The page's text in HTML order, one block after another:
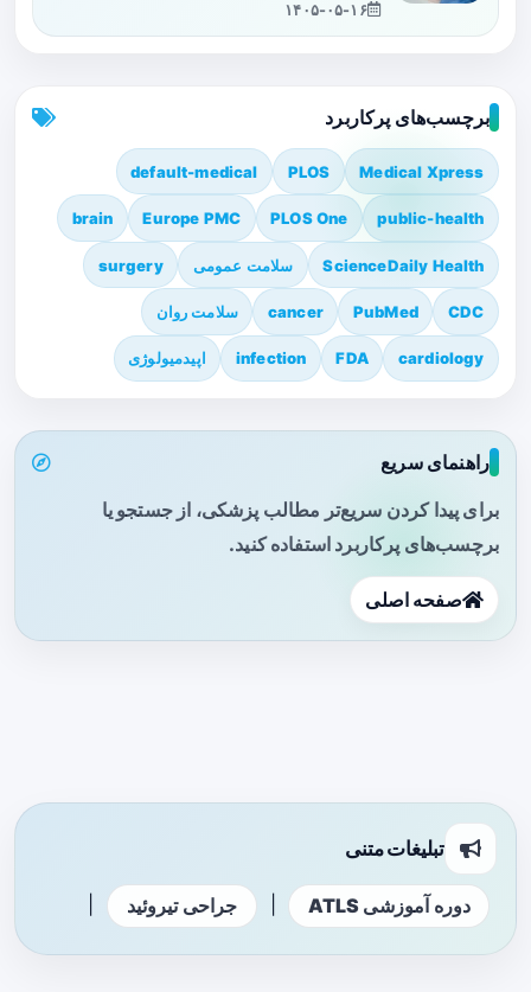
۱۴۰۵-۰۵-۱۶
برچسب‌های پرکاربرد
Medical Xpress
PLOS
default-medical
public-health
PLOS One
Europe PMC
brain
ScienceDaily Health سلامت عمومی surgery
CDC
PubMed
cancer سلامت روان
cardiology
FDA
infection اپیدمیولوژی
راهنمای سریع
برای پیدا کردن سریع‌تر مطالب پزشکی، از جستجو یا
برچسب‌های پرکاربرد استفاده کنید.
صفحه اصلی
تبلیغات متنی
دوره آموزشی ATLS جراحی تیروئید